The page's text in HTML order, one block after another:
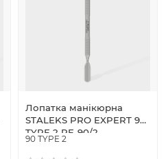
Лопатка манікюрна
STALEKS PRO EXPERT 90
TYPE 2 PE-90/2
90 TYPE 2